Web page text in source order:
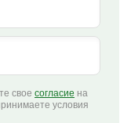
свое согласие на
условия